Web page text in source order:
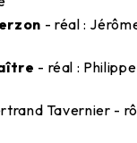
- réal :
- réal :
Tavernier -